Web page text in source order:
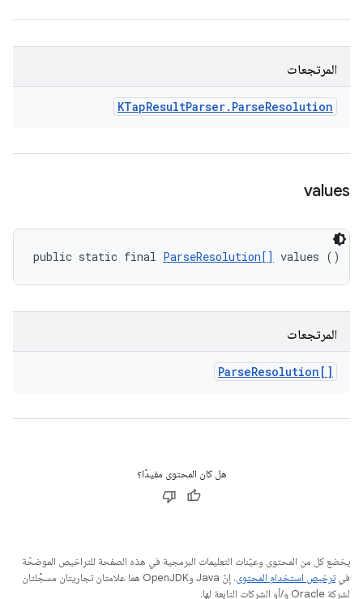
المرتجعات
KTapResultParser. ParseResolution
values
public static final ParseResolution[] values ()
المرتجعات
ParseResolution[]
هل كان المحتوى مفيدًا؟
يخضع كل من المحتوى وعيّنات التعليمات البرمجية في هذه الصفحة للتراخيص الموضحّة
فيترخيص استخدام المحتوى
. إنّ Java وOpenJDK هما علامتان تجاريتان مسجَّلتان
لشركة Oracle و/أو الشركات التابعة لها.